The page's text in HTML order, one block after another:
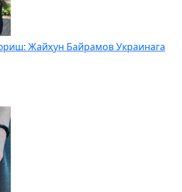
Жайҳун Байрамов Украинага